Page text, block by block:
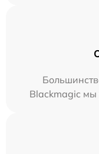
Blackmagic мы